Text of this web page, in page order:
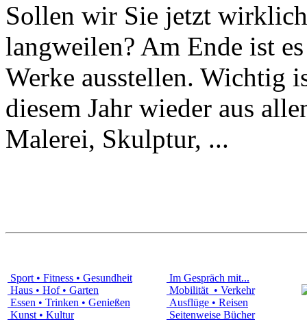
Sollen wir Sie jetzt
langweilen? Am Ende ist
Werke ausstellen. Wichtig
diesem Jahr wieder aus
Malerei, Skulptur, ...
Sport • Fitness • Gesundheit
Haus • Hof • Garten
Essen • Trinken • Genießen
Kunst • Kultur
Im Gespräch mit...
Mobilität • Verkehr
Ausflüge • Reisen
Seitenweise Bücher